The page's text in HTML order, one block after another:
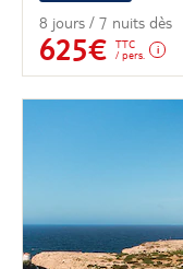
8 jours / 7 nuits dès
625€
TTC
/ pers.